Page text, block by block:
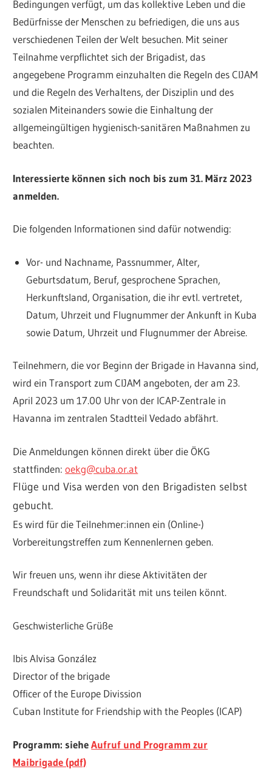
Bedingungen verfügt, um das kollektive Leben und die
Bedürfnisse der Menschen zu befriedigen, die uns aus
verschiedenen Teilen der Welt besuchen. Mit seiner
Teilnahme verpflichtet sich der Brigadist, das
angegebene Programm einzuhalten die Regeln des CIJAM
und die Regeln des Verhaltens, der Disziplin und des
sozialen Miteinanders sowie die Einhaltung der
allgemeingültigen hygienisch-sanitären Maßnahmen zu
beachten.
Interessierte können sich noch bis zum 31. März 2023
anmelden.
Die folgenden Informationen sind dafür notwendig:
Vor- und Nachname, Passnummer, Alter,
Geburtsdatum, Beruf, gesprochene Sprachen,
Herkunftsland, Organisation, die ihr evtl. vertretet,
Datum, Uhrzeit und Flugnummer der Ankunft in Kuba
sowie Datum, Uhrzeit und Flugnummer der Abreise.
Teilnehmern, die vor Beginn der Brigade in Havanna sind,
wird ein Transport zum CIJAM angeboten, der am 23.
April 2023 um 17.00 Uhr von der ICAP-Zentrale in
Havanna im zentralen Stadtteil Vedado abfährt.
Die Anmeldungen können direkt über die ÖKG
stattfinden:oekg@cuba.or.at
Flüge und Visa werden von den Brigadisten selbst
gebucht.
Es wird für die Teilnehmer:innen ein (Online-)
Vorbereitungstreffen zum Kennenlernen geben.
Wir freuen uns, wenn ihr diese Aktivitäten der
Freundschaft und Solidarität mit uns teilen könnt.
Geschwisterliche Grüße
Ibis Alvisa González
Director of the brigade
Officer of the Europe Divission
Cuban Institute for Friendship with the Peoples (ICAP)
Programm: sieheAufruf und Programm zur
Maibrigade (pdf)